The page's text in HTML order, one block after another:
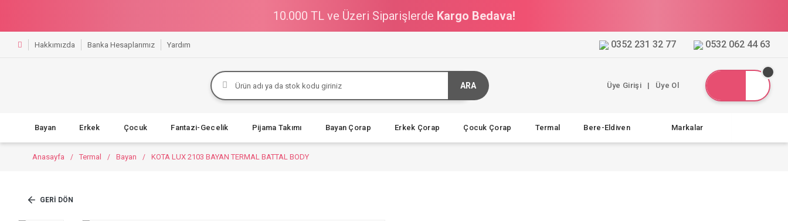
10.000 TL ve Üzeri Siparişlerde Kargo Bedava!
Hakkımızda Banka Hesaplarımız Yardım 0352 231 32 77 0532 062 44 63
ARA Üye Girişi | Üye Ol
Bayan Erkek Çocuk Fantazi-Gecelik Pijama Takımı Bayan Çorap Erkek Çorap Çocuk Çorap Termal Bere-Eldiven Markalar
Anasayfa Termal Bayan KOTA LUX 2103 BAYAN TERMAL BATTAL BODY
GERI DÖN